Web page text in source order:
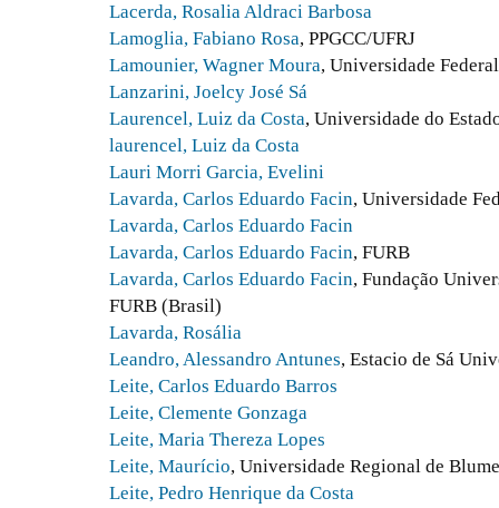
Lacerda, Rosalia Aldraci Barbosa
Lamoglia, Fabiano Rosa, PPGCC/UFRJ
Lamounier, Wagner Moura, Universidade
Lanzarini, Joelcy José Sá
Laurencel, Luiz da Costa, Universidade do
laurencel, Luiz da Costa
Lauri Morri Garcia, Evelini
Lavarda, Carlos Eduardo Facin, Universidade
Lavarda, Carlos Eduardo Facin
Lavarda, Carlos Eduardo Facin, FURB
Lavarda, Carlos Eduardo Facin, Fundação
FURB (Brasil)
Lavarda, Rosália
Leandro, Alessandro Antunes, Estacio de Sá
Leite, Carlos Eduardo Barros
Leite, Clemente Gonzaga
Leite, Maria Thereza Lopes
Leite, Maurício, Universidade Regional de
Leite, Pedro Henrique da Costa